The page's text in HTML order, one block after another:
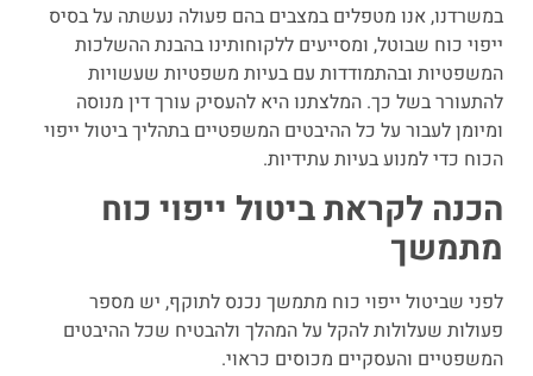
במשרדנו, אנו מטפלים במצבים בהם פעולה נעשתה על בסיס
ייפוי כוח שבוטל, ומסייעים ללקוחותינו בהבנת ההשלכות
המשפטיות ובהתמודדות עם בעיות משפטיות שעשויות
להתעורר בשל כך. המלצתנו היא להעסיק עורך דין מנוסה
ומיומן לעבור על כל ההיבטים המשפטיים בתהליך ביטול ייפוי
הכוח כדי למנוע בעיות עתידיות.
הכנה לקראת ביטול ייפוי כוח
מתמשך
לפני שביטול ייפוי כוח מתמשך נכנס לתוקף, יש מספר
פעולות שעלולות להקל על המהלך ולהבטיח שכל ההיבטים
המשפטיים והעסקיים מכוסים כראוי.